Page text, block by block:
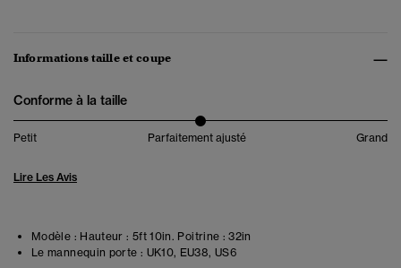
Informations taille et coupe
Conforme à la taille
Petit Parfaitement ajusté Grand
Lire Les Avis
Modèle : Hauteur : 5ft 10in. Poitrine : 32in
Le mannequin porte : UK10, EU38, US6